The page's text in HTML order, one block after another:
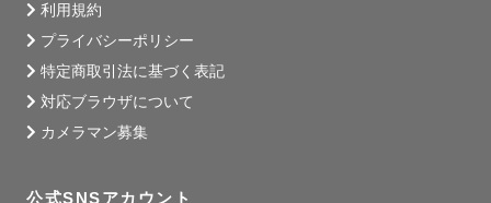
利用規約
プライバシーポリシー
特定商取引法に基づく表記
対応ブラウザについて
カメラマン募集
公式SNSアカウント